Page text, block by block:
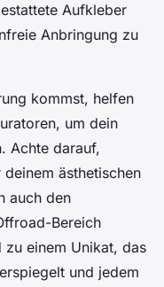
Aufkleber
Anbringung zu
kommst, helfen
um dein
Achte darauf,
ästhetischen
auch den
Bereich
einem Unikat, das
und jedem